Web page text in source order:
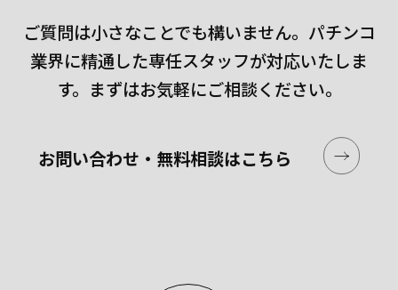
ご質問は小さなことでも構いません。 パチンコ
業界に精通した専任スタッフが対応いたしま
す。 まずはお気軽にご相談ください。
お問い合わせ・無料相談はこちら